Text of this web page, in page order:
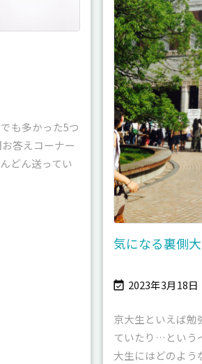
も多かった5つ
答えコーナー
どん送ってい
気になる裏側
 2023年3月18日
京大生といえば勉
ていたり…という
大生にはどのよう